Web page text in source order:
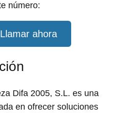
número:
Llamar ahora
Difa 2005, S.L. es una
en ofrecer soluciones